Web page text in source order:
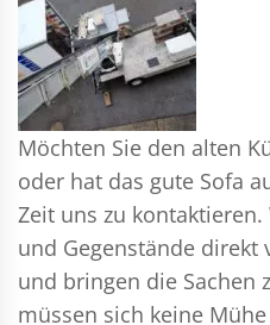
Möchten Sie den alten
oder hat das gute Sofa
Zeit uns zu
und Gegenstände direkt
und bringen die Sachen
müssen sich keine